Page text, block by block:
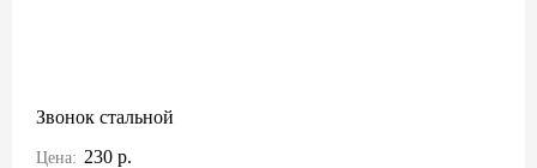
Звонок стальной
Цена: 230 р.